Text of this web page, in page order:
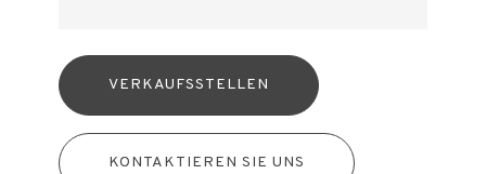
VERKAUFSSTELLEN
KONTAKTIEREN SIE UNS